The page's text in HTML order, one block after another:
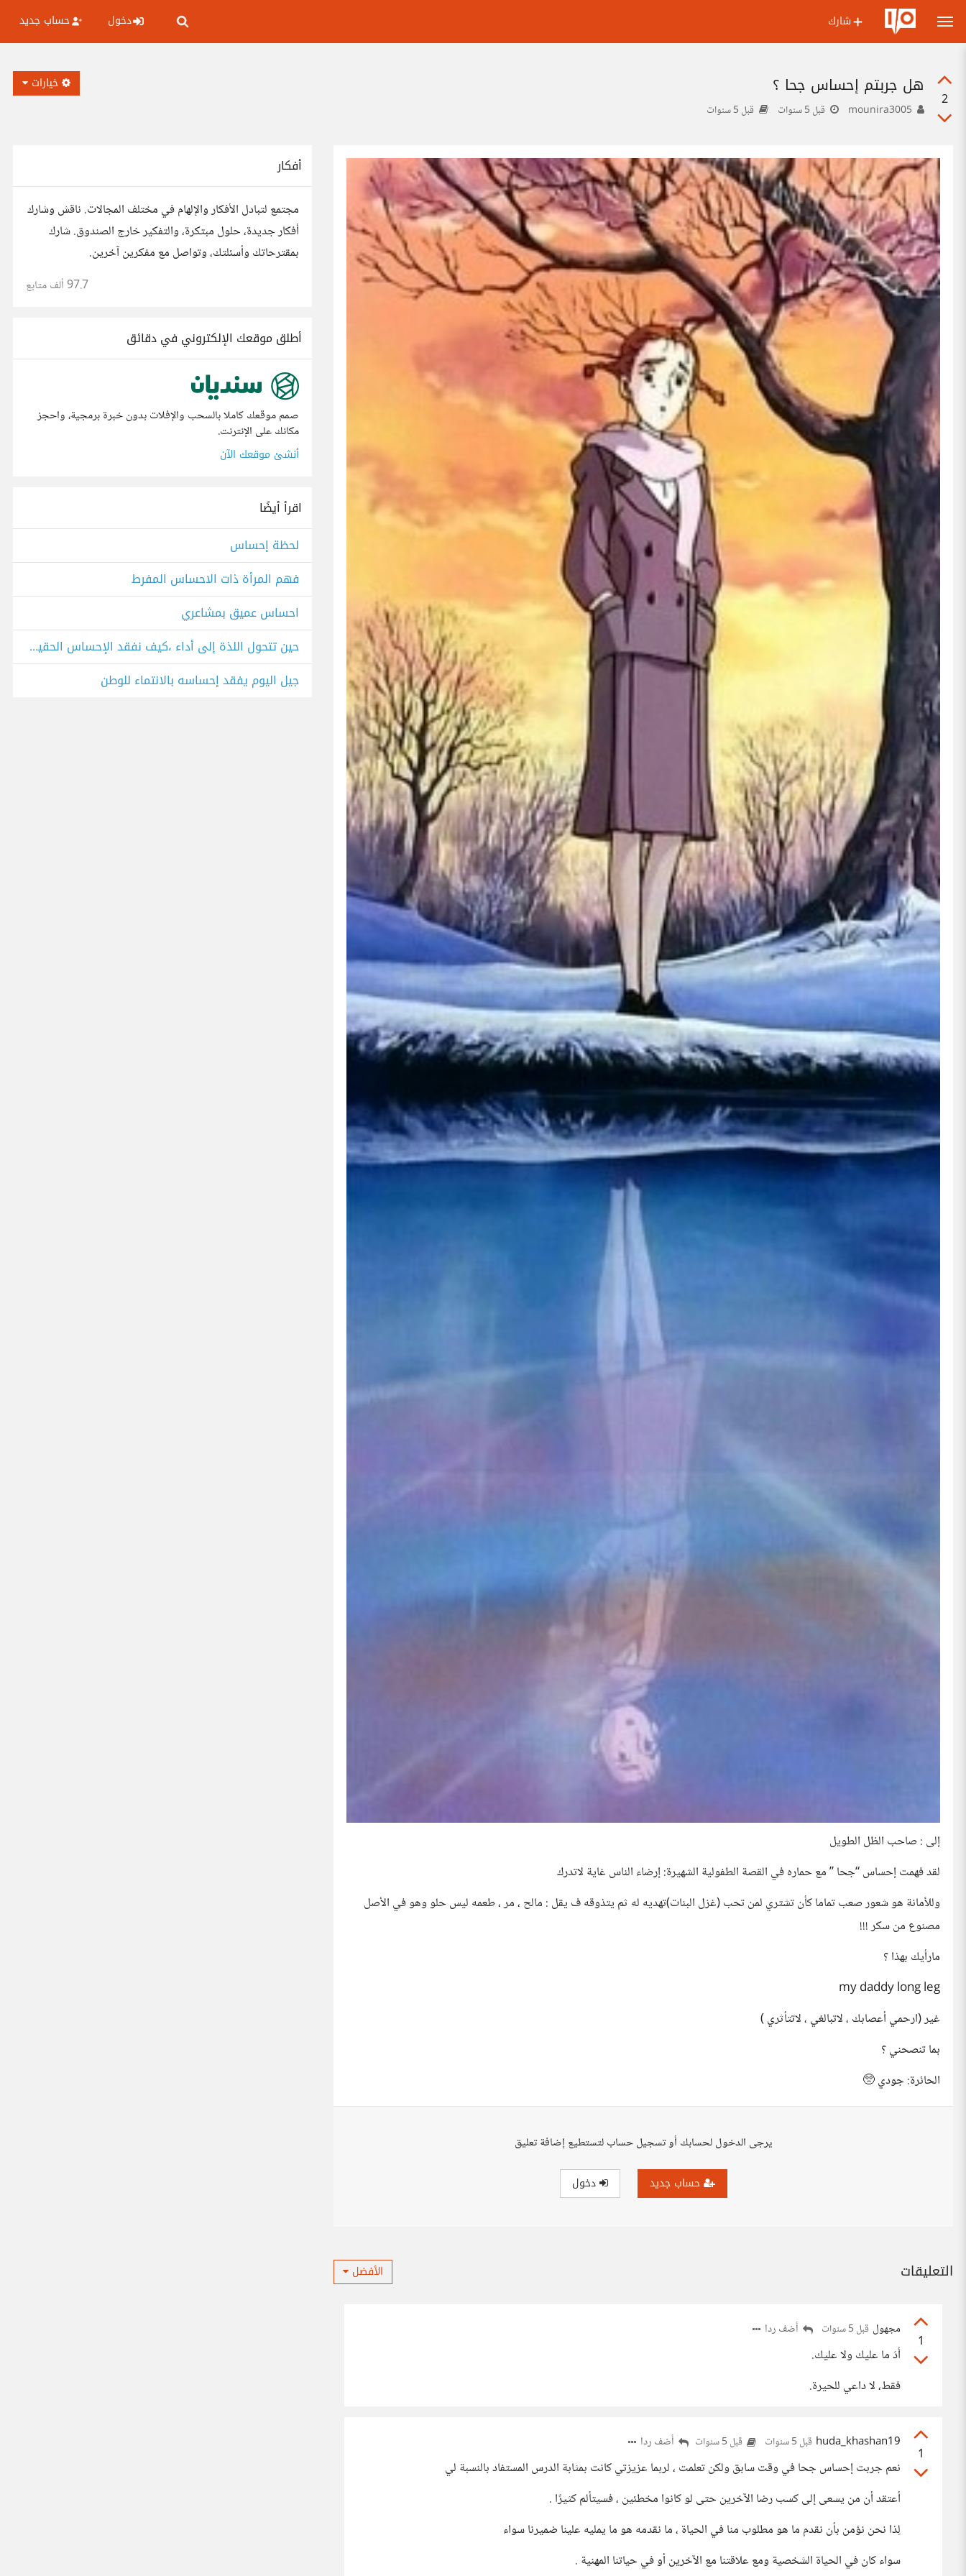
شارك دخول حساب جديد
2
هل جربتم إحساس جحا ؟
قبل 5 سنوات قبل 5 سنوات
خيارات
إلى : صاحب الظل الطويل
لقد فهمت إحساس “جحا ” مع حماره في القصة الطفولية الشهيرة: إرضاء الناس غاية لاتدرك
وللأمانة هو شعور صعب تماما كأن تشتري لمن تحب (غزل البنات)تهديه له ثم يتذوقه ف يقل : مالح ، مر ، طعمه ليس حلو وهو في الأصل
مصنوع من سكر !!!
مارأيك بهذا ؟
my daddy long leg
غير (ارحمي أعصابك ، لاتبالغي ، لاتتأثري )
بما تنصحني ؟
الحائرة: جودي 🥺
يرجى الدخول لحسابك أو تسجيل حساب لتستطيع إضافة تعليق
حساب جديد دخول
التعليقات الأفضل
1
مجهول قبل 5 سنوات أضف ردا
أدَ ما عليك ولا عليك.
فقط، لا داعي للحيرة.
1
huda_khashan19 قبل 5 سنوات قبل 5 سنوات أضف ردا
نعم جربت إحساس جحا في وقت سابق ولكن تعلمت ، لربما عزيزتي كانت بمثابة الدرس المستفاد بالنسبة لي
أعتقد أن من يسعى إلى كسب رضا الآخرين حتى لو كانوا مخطئين ، فسيتألم كثيرًا .
لِذا نحن نؤمن بأن نقدم ما هو مطلوب منا في الحياة ، ما نقدمه هو ما يمليه علينا ضميرنا سواء
سواء كان في الحياة الشخصية ومع علاقتنا مع الآخرين أو في حياتنا المهنية .
أفكار
مجتمع لتبادل الأفكار والإلهام في مختلف المجالات. ناقش وشارك
أفكار جديدة، حلول مبتكرة، والتفكير خارج الصندوق. شارك
بمقترحاتك وأسئلتك، وتواصل مع مفكرين آخرين.
97.7 ألف متابع
أطلق موقعك الإلكتروني في دقائق
صمم موقعك كاملا بالسحب والإفلات بدون خبرة برمجية، واحجز
مكانك على الإنترنت.
أنشئ موقعك الآن
اقرأ أيضًا
لحظة إحساس
فهم المرأة ذات الاحساس المفرط
احساس عميق بمشاعري
حين تتحول اللذة إلى أداء ،كيف نفقد الإحساس الحقيقي؟
جيل اليوم يفقد إحساسه بالانتماء للوطن